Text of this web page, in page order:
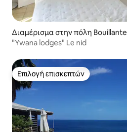
Διαμέρισμα στην πόλη Bouillante
"Ywana lodges" Le nid
Επιλογή επισκεπτών
Επιλογή επισκεπτών